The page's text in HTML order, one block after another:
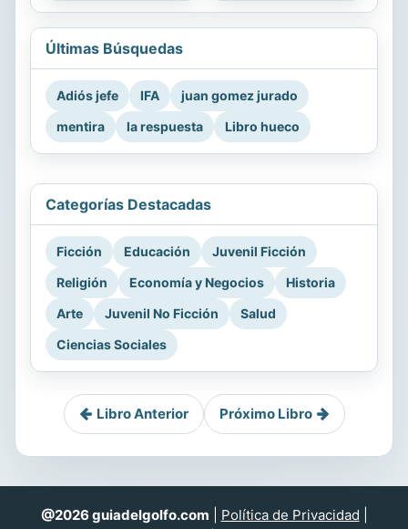
Últimas Búsquedas
Adiós jefe IFA
juan gomez jurado
mentira
la respuesta Libro hueco
Categorías Destacadas
Ficción Educación
Juvenil Ficción
Religión
Economía y Negocios
Historia
Arte
Juvenil No Ficción
Salud
Ciencias Sociales
Libro Anterior Próximo Libro
@2026 guiadelgolfo.com Política de Privacidad